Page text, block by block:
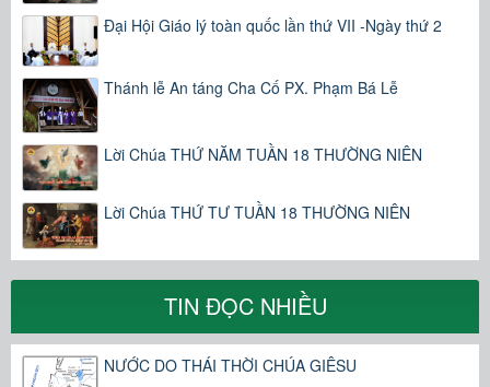
Đại Hội Giáo lý toàn quốc lần thứ VII -Ngày thứ 2
Thánh lễ An táng Cha Cố PX. Phạm Bá Lễ
Lời Chúa THỨ NĂM TUẦN 18 THƯỜNG NIÊN
Lời Chúa THỨ TƯ TUẦN 18 THƯỜNG NIÊN
TIN ĐỌC NHIỀU
NƯỚC DO THÁI THỜI CHÚA GIÊSU